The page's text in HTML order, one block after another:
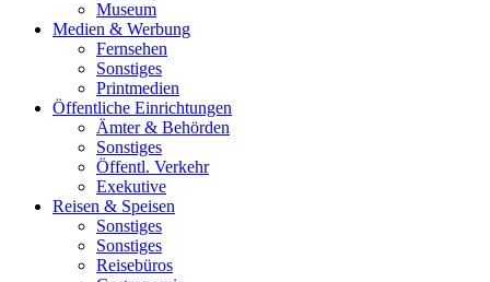
Museum
Medien & Werbung
Fernsehen
Sonstiges
Printmedien
Öffentliche Einrichtungen
Ämter & Behörden
Sonstiges
Öffentl. Verkehr
Exekutive
Reisen & Speisen
Sonstiges
Sonstiges
Reisebüros